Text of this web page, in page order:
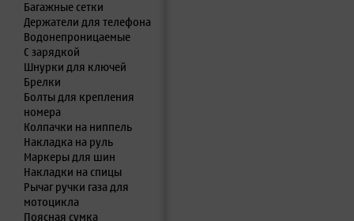
Багажные сетки
Держатели для телефона
Водонепроницаемые
С зарядкой
Шнурки для ключей
Брелки
Болты для крепления
номера
Колпачки на ниппель
Накладка на руль
Маркеры для шин
Накладки на спицы
Рычаг ручки газа для
мотоцикла